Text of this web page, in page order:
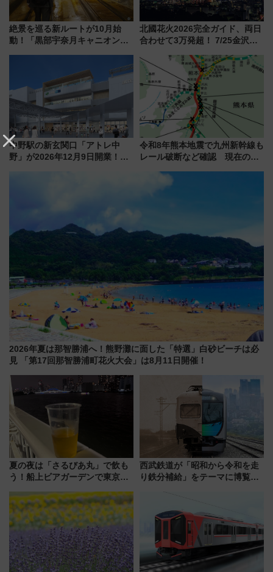
絶景を巡る新ルートが10月始
動！「黒部宇奈月キャニオンル
北國花火2026完全ガイド、両日
合わせて3万発超！ 7/25金沢大
会の日程・アクセス・観覧席ま
とめ（石川県）
中野駅の新玄関口「アトレ中
野」が2026年12月9日開業！新
令和8年熊本地震で九州新幹線も
レール破断など確認 現在の運
2026年夏は那智勝浦へ！熊野灘に面した「特選」白砂ビーチは必
見 「第17回那智勝浦町花火大会」は8月11日開催！
夏の夜は「さるびあ丸」で飲も
う！船上ビアガーデンで東京湾
杯……工場直送生ビールや島グ
ルメが美味い
西武鉄道が「昭和から令和を走
り鉄分補給」をテーマに博覧会
験ブースも アクセスや申込方法
を解説